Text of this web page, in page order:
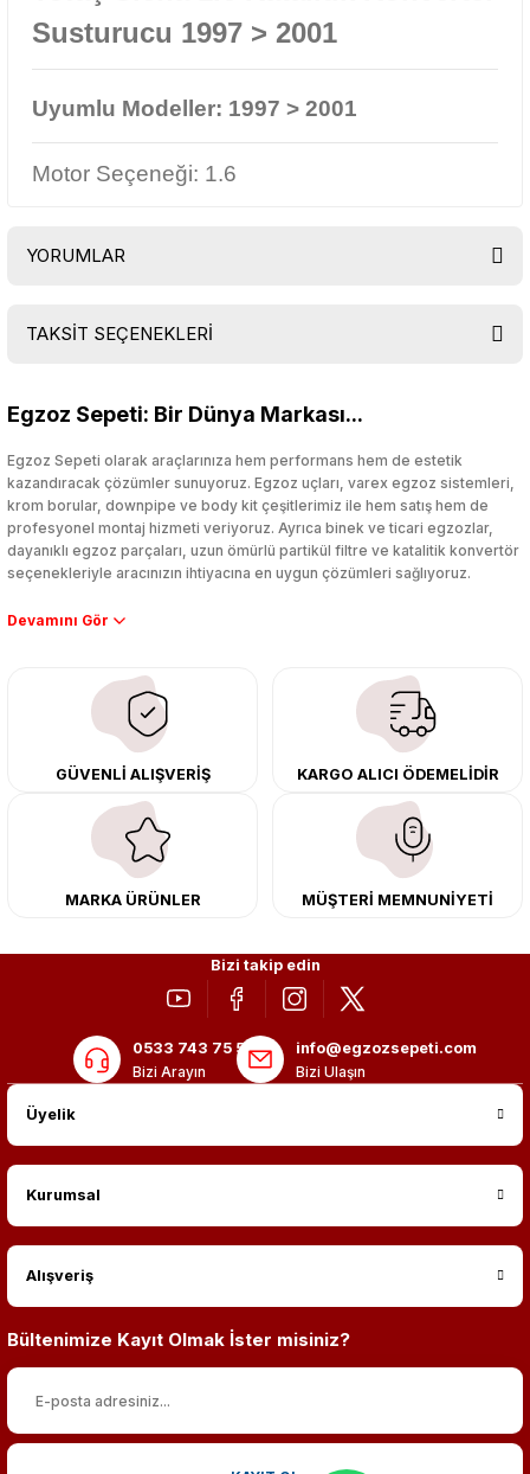
Susturucu 1997 > 2001
Uyumlu Modeller: 1997 > 2001
Motor Seçeneği: 1.6
YORUMLAR
TAKSİT SEÇENEKLERİ
Egzoz Sepeti: Bir Dünya Markası...
Egzoz Sepeti olarak araçlarınıza hem performans hem de estetik
kazandıracak çözümler sunuyoruz. Egzoz uçları, varex egzoz sistemleri,
krom borular, downpipe ve body kit çeşitlerimiz ile hem satış hem de
profesyonel montaj hizmeti veriyoruz. Ayrıca binek ve ticari egzozlar,
dayanıklı egzoz parçaları, uzun ömürlü partikül filtre ve katalitik konvertör
seçenekleriyle aracınızın ihtiyacına en uygun çözümleri sağlıyoruz.
Performans artışı isteyen sürücüler için özel performans egzozları ve
çıkma orijinal ürünler ile yenileyebilir, body kit uygulamalarıyla aracınızın
tasarımını ve aerodinamisini üst seviyeye taşıyabilirsiniz.
Tüm ürünlerimiz orijinal, dayanıklı ve uzun ömürlüdür. İstanbul’daki montaj
merkezimizde profesyonel montaj yapıyor, Türkiye’nin her yerine güvenli
kargo ile teslimat gerçekleştiriyoruz. Aracınıza değer katmak için doğru
adres: Egzoz Sepeti.
GÜVENLİ ALIŞVERİŞ KARGO ALICI ÖDEMELİDİR
MARKA ÜRÜNLER MÜŞTERİ MEMNUNİYETİ
Bizi takip edin
0533 743 75 56
Bizi Arayın
info@egzozsepeti.com
Bizi Ulaşın
Üyelik
Kurumsal
Alışveriş
Bültenimize Kayıt Olmak İster misiniz?